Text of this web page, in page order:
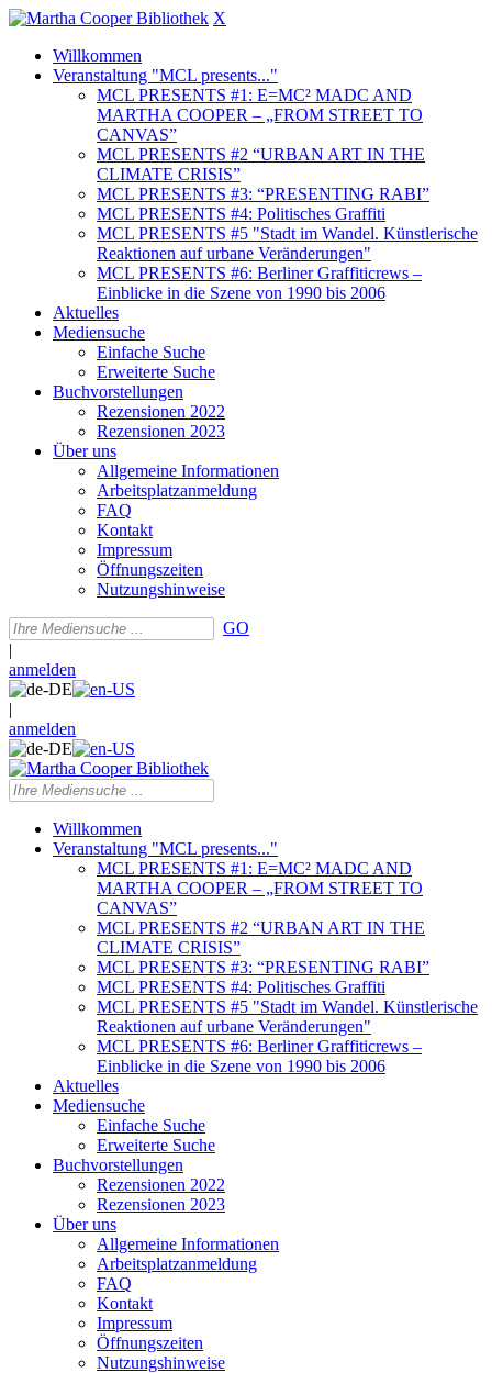
X
Willkommen
Veranstaltung "MCL presents..."
MCL PRESENTS #1: E=MC² MADC AND
MARTHA COOPER – „FROM STREET TO
CANVAS”
MCL PRESENTS #2 “URBAN ART IN THE
CLIMATE CRISIS”
MCL PRESENTS #3: “PRESENTING RABI”
MCL PRESENTS #4: Politisches Graffiti
MCL PRESENTS #5 "Stadt im Wandel. Künstlerische
Reaktionen auf urbane Veränderungen"
MCL PRESENTS #6: Berliner Graffiticrews –
Einblicke in die Szene von 1990 bis 2006
Aktuelles
Mediensuche
Einfache Suche
Erweiterte Suche
Buchvorstellungen
Rezensionen 2022
Rezensionen 2023
Über uns
Allgemeine Informationen
Arbeitsplatzanmeldung
FAQ
Kontakt
Impressum
Öffnungszeiten
Nutzungshinweise
GO
|
anmelden
|
anmelden
Willkommen
Veranstaltung "MCL presents..."
MCL PRESENTS #1: E=MC² MADC AND
MARTHA COOPER – „FROM STREET TO
CANVAS”
MCL PRESENTS #2 “URBAN ART IN THE
CLIMATE CRISIS”
MCL PRESENTS #3: “PRESENTING RABI”
MCL PRESENTS #4: Politisches Graffiti
MCL PRESENTS #5 "Stadt im Wandel. Künstlerische
Reaktionen auf urbane Veränderungen"
MCL PRESENTS #6: Berliner Graffiticrews –
Einblicke in die Szene von 1990 bis 2006
Aktuelles
Mediensuche
Einfache Suche
Erweiterte Suche
Buchvorstellungen
Rezensionen 2022
Rezensionen 2023
Über uns
Allgemeine Informationen
Arbeitsplatzanmeldung
FAQ
Kontakt
Impressum
Öffnungszeiten
Nutzungshinweise